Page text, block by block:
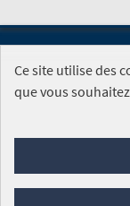
Conditions
Ce site utilise des
que vous